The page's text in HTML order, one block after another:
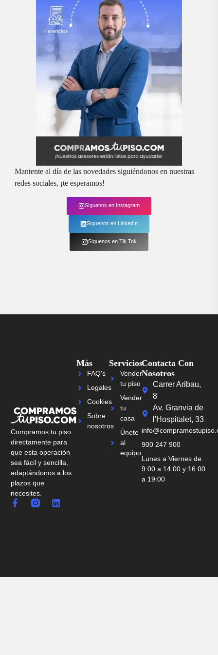
Mantente al día de las novedades siguiéndonos en nuestras
redes sociales, ¡te esperamos!
Síguenos en Instagram
Síguenos en LinkedIn
Síguenos en Tik Tok
Compramos tu piso
directamente para
que esta operación
sea fácil y sencilla,
adaptándonos a los
plazos que
necesites.
Servicios
Vender
tu piso
Vender
tu
casa
Únete
al
equipo
Más
FAQ's
Legales
Cookies
Sobre
nosotros
Contacta Con
Nosotros
Carrer Aribau,
8
Av. Granvia de
l'Hospitalet, 33
900 247 900
Lunes a Viernes de
9:00 a 14:00 y 16:00
a 19:00